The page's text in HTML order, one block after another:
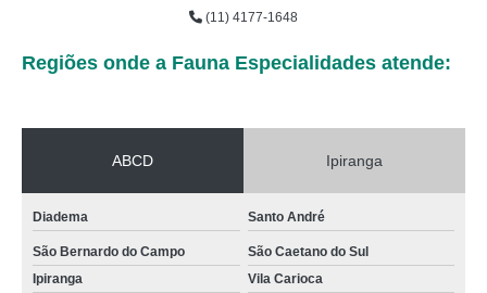
(11) 4177-1648
Regiões onde a Fauna Especialidades atende:
ABCD Ipiranga
Diadema Santo André
São Bernardo do Campo
São Caetano do Sul
Ipiranga
Vila Carioca